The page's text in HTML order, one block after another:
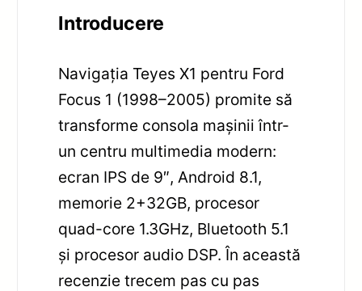
Introducere
Navigația Teyes X1 pentru Ford
Focus 1 (1998–2005) promite să
transforme consola mașinii într-
un centru multimedia modern:
ecran IPS de 9″, Android 8.1,
memorie 2+32GB, procesor
quad-core 1.3GHz, Bluetooth 5.1
și procesor audio DSP. În această
recenzie trecem pas cu pas